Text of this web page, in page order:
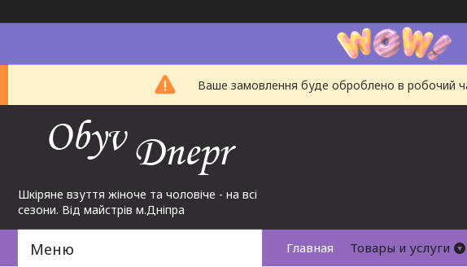
Ваше замовлення буде оброблено в робочий
Шкіряне взуття жіноче та чоловіче - на всі
сезони. Від майстрів м.Дніпра
Главная Товары и услуги